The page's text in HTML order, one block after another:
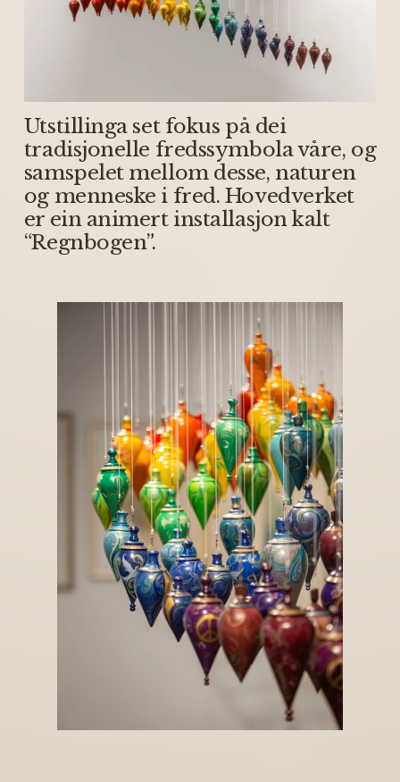
Utstillinga set fokus på dei
tradisjonelle fredssymbola våre, og
samspelet mellom desse, naturen
og menneske i fred. Hovedverket
er ein animert installasjon kalt
“Regnbogen”.